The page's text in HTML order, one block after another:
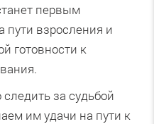
первым
взросления и
готовности к
за судьбой
им удачи на пути к